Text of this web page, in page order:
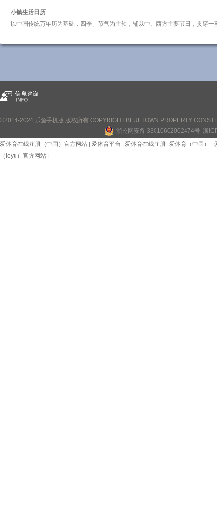
小镇生活日历
以中国传统万年历为基础，四季、节气为主轴，辅以中、西方主要节日，贯穿
©2014-2024 乐鱼手机版 版权所有 COPYRIGHT BLUETOWN PROPERTY
浙公网安备 33010602002474号, 浙
爱体育在线注册（中国）官方网站
爱体育平台 爱体育在线注册_爱体育（中国）
（leyu）官方网站